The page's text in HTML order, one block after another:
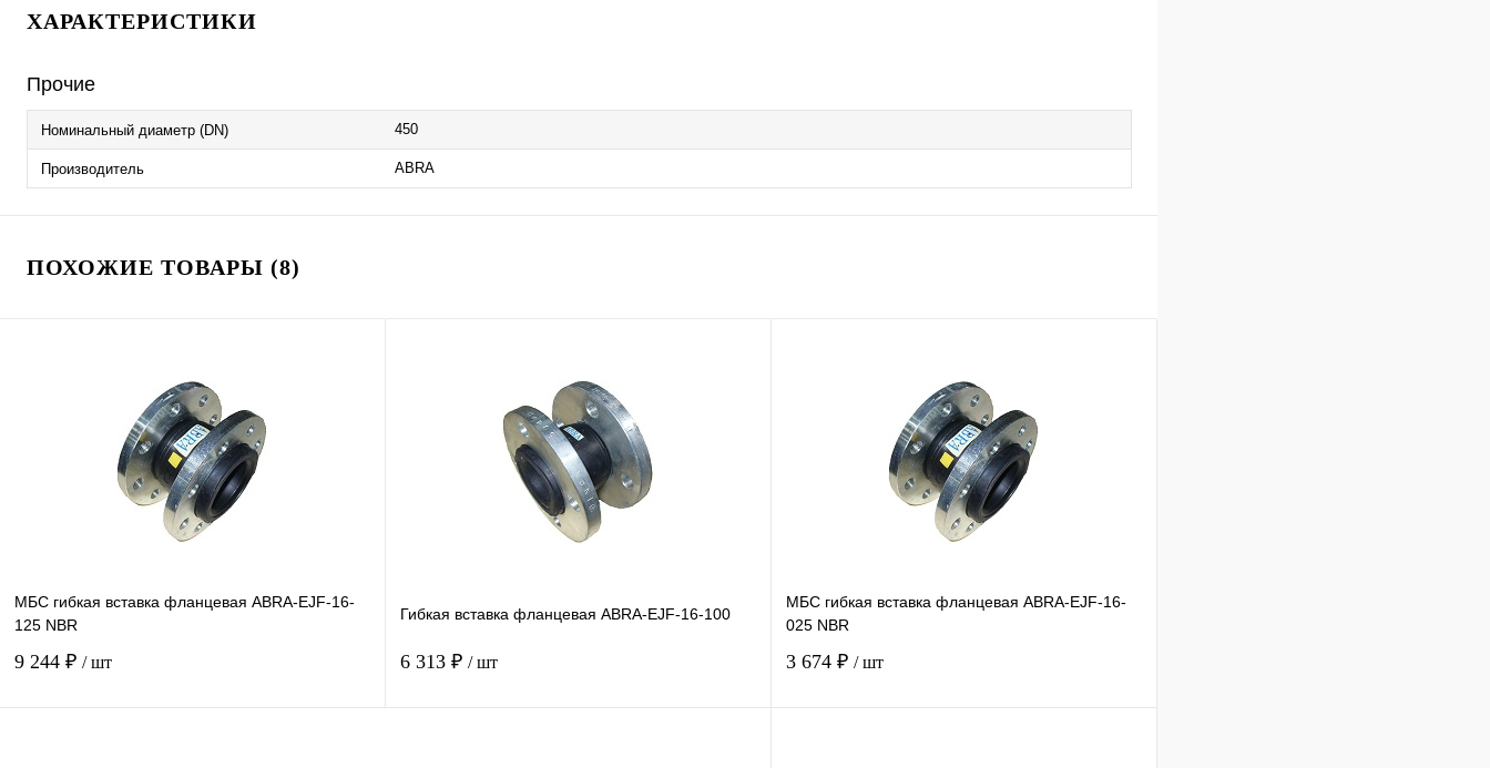
ХАРАКТЕРИСТИКИ
Прочие
Номинальный диаметр (DN) 450
Производитель ABRA
ПОХОЖИЕ ТОВАРЫ (8)
МБС гибкая вставка фланцевая ABRA-EJF-16-
125 NBR
9 244 ₽ / шт
Гибкая вставка фланцевая ABRA-EJF-16-100
6 313 ₽ / шт
МБС гибкая вставка фланцевая ABRA-EJF-16-
025 NBR
3 674 ₽ / шт